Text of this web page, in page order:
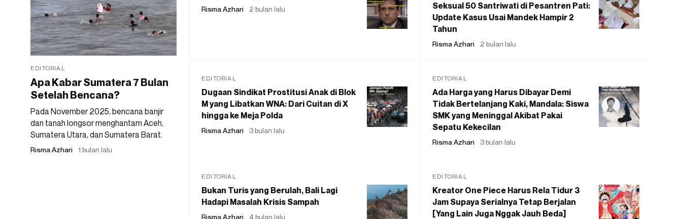
EDITORIAL
Apa Kabar Sumatera 7 Bulan
Setelah Bencana?
Pada November 2025, bencana banjir
dan tanah longsor menghantam Aceh,
Sumatera Utara, dan Sumatera Barat.
Risma Azhari 1 bulan lalu
Risma Azhari 2 bulan lalu
Seksual 50 Santriwati di Pesantren Pati:
Update Kasus Usai Mandek Hampir 2
Tahun
Risma Azhari 2 bulan lalu
EDITORIAL
Dugaan Sindikat Prostitusi Anak di Blok
M yang Libatkan WNA: Dari Cuitan di X
hingga ke Meja Polda
Risma Azhari 3 bulan lalu
EDITORIAL
Ada Harga yang Harus Dibayar Demi
Tidak Bertelanjang Kaki, Mandala: Siswa
SMK yang Meninggal Akibat Pakai
Sepatu Kekecilan
Risma Azhari 3 bulan lalu
EDITORIAL
Bukan Turis yang Berulah, Bali Lagi
Hadapi Masalah Krisis Sampah
Risma Azhari 4 bulan lalu
EDITORIAL
Kreator One Piece Harus Rela Tidur 3
Jam Supaya Serialnya Tetap Berjalan
[Yang Lain Juga Nggak Jauh Beda]